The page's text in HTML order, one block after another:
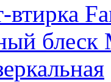
втирка
блеск